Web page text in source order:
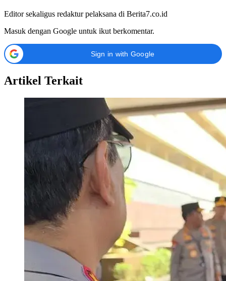
Editor sekaligus redaktur pelaksana di Berita7.co.id
Masuk dengan Google untuk ikut berkomentar.
Sign in with Google
Artikel Terkait